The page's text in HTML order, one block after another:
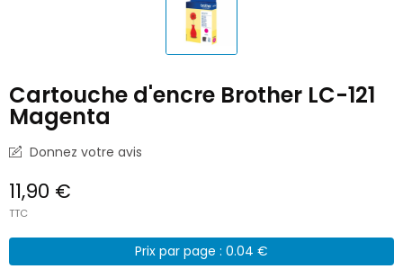
Cartouche d'encre Brother LC-121
Magenta
Donnez votre avis
11,90 €
TTC
Prix par page : 0.04 €